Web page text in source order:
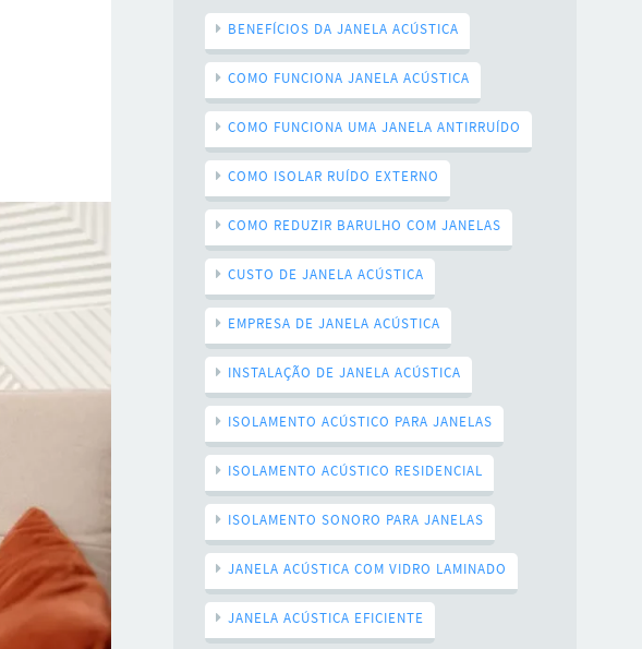
BENEFÍCIOS DA JANELA ACÚSTICA
COMO FUNCIONA JANELA ACÚSTICA
COMO FUNCIONA UMA JANELA ANTIRRUÍDO
COMO ISOLAR RUÍDO EXTERNO
COMO REDUZIR BARULHO COM JANELAS
CUSTO DE JANELA ACÚSTICA
EMPRESA DE JANELA ACÚSTICA
INSTALAÇÃO DE JANELA ACÚSTICA
ISOLAMENTO ACÚSTICO PARA JANELAS
ISOLAMENTO ACÚSTICO RESIDENCIAL
ISOLAMENTO SONORO PARA JANELAS
JANELA ACÚSTICA COM VIDRO LAMINADO
JANELA ACÚSTICA EFICIENTE